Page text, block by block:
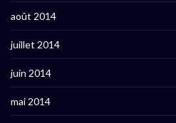
août 2014
juillet 2014
juin 2014
mai 2014